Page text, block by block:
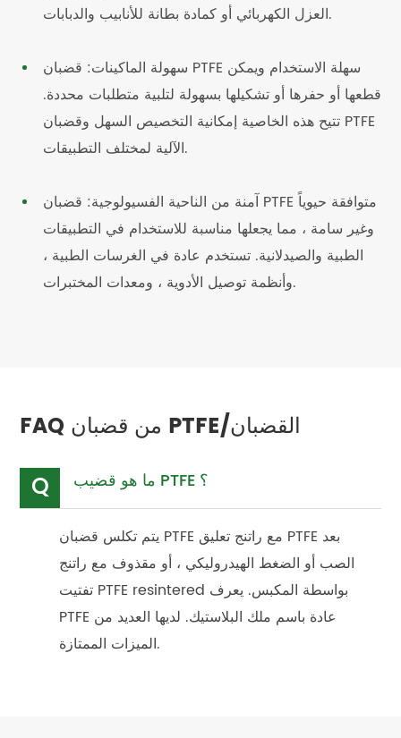
العزل الكهربائي أو كمادة بطانة للأنابيب والدبابات.
سهولة الماكينات: قضبان PTFE سهلة الاستخدام ويمكن
قطعها أو حفرها أو تشكيلها بسهولة لتلبية متطلبات محددة.
تتيح هذه الخاصية إمكانية التخصيص السهل وقضبان PTFE
الآلية لمختلف التطبيقات.
آمنة من الناحية الفسيولوجية: قضبان PTFE متوافقة حيوياً
وغير سامة ، مما يجعلها مناسبة للاستخدام في التطبيقات
الطبية والصيدلانية. تستخدم عادة في الغرسات الطبية ،
وأنظمة توصيل الأدوية ، ومعدات المختبرات.
FAQ من قضبان PTFE/القضبان
Q
ما هو قضيب PTFE ؟
يتم تكلس قضبان PTFE مع راتنج تعليق PTFE بعد
الصب أو الضغط الهيدروليكي ، أو مقذوف مع راتنج
تفتيت PTFE resintered بواسطة المكبس. يعرف
PTFE عادة باسم ملك البلاستيك. لديها العديد من
الميزات الممتازة.